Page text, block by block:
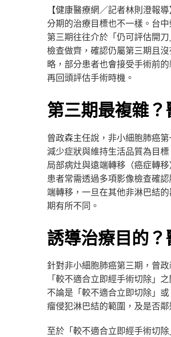
【健康醫療網／記者林則澄報
分期的治療目標也不一樣。台
第三期往往介於「仍可評估開
檢查做齊，確認仍屬第三期且
略，部分患者也會接受手術前
再回頭評估手術時機。
第三期最複雜
曾政森主任說，非小細胞肺癌
減少症狀與維持生活品質為目
局部病灶與遠端轉移（癌症轉
患者常需透過多項影像檢查確
端轉移，一旦在其他非淋巴結
期有所不同。
誘導治療目的
針對非小細胞肺癌第三期，曾
「較不適合立即經手術切除」
不論是「較不適合立即切除」
瘤侵犯淋巴結的範圍，及是否
至於「較不適合立即經手術切